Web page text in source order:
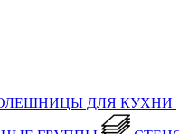
ДЛЯ КУХНИ